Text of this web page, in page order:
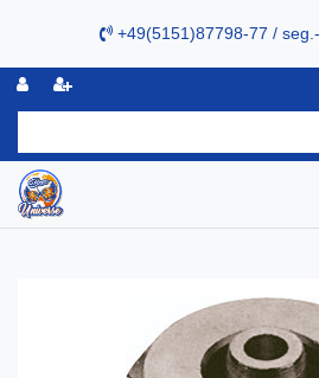
+49(5151)87798-77 /